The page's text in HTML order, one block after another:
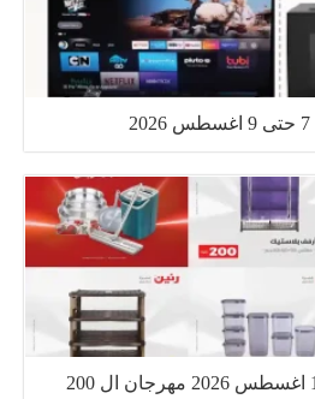
عروض رنين اليوم 9 و 10 اغسطس 2026 مهرجان ال 200